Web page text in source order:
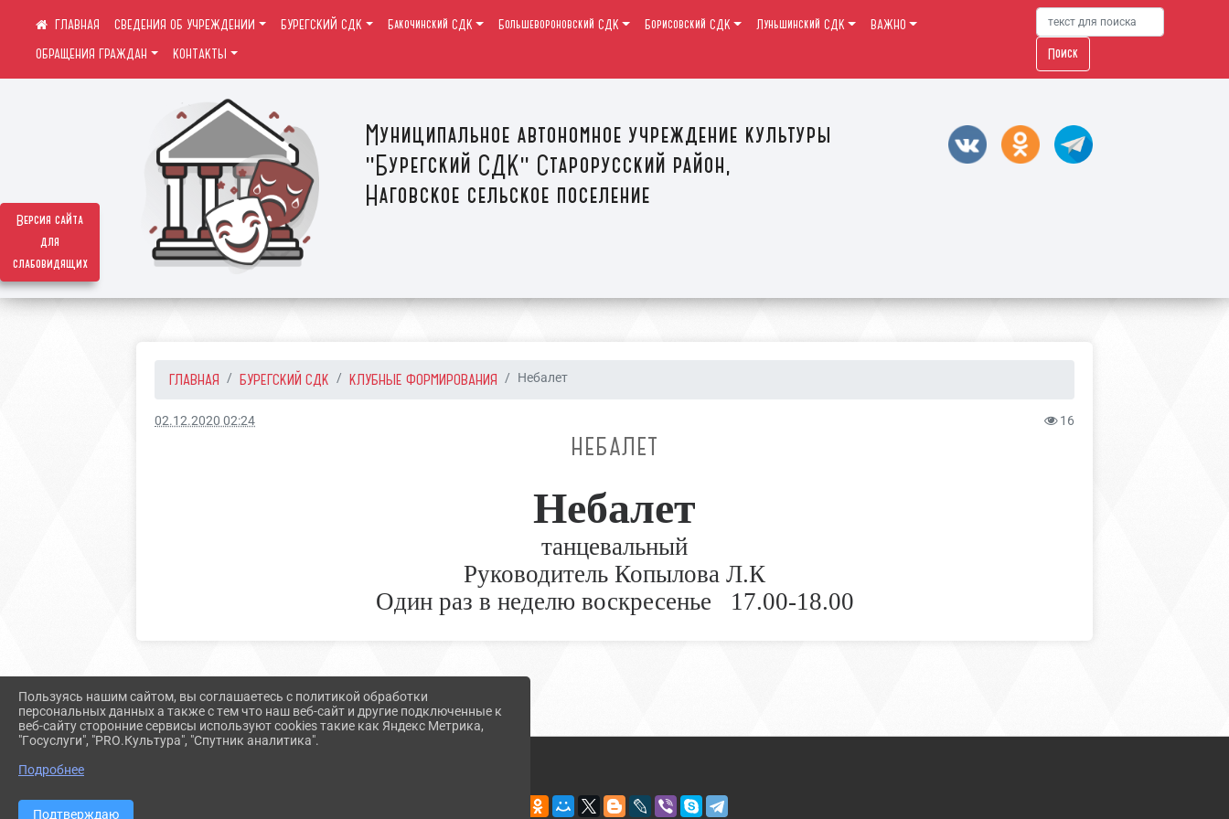
Версия сайта
для
слабовидящих
Муниципальное автономное учреждение культуры
"Бурегский СДК" Старорусский район,
Наговское сельское поселение
СВЕДЕНИЯ ОБ УЧРЕЖДЕНИИ БУРЕГСКИЙ СДК Бакочинский СДК Большевороновский СДК Борисовский СДК Луньшинский СДК
ВАЖНО
ОБРАЩЕНИЯ ГРАЖДАН
КОНТАКТЫ Поиск
ГЛАВНАЯ БУРЕГСКИЙ СДК КЛУБНЫЕ ФОРМИРОВАНИЯ Небалет
02.12.2020 02:24 16
НЕБАЛЕТ
Небалет
танцевальный
Руководитель Копылова Л.К
Один раз в неделю воскресенье 17.00-18.00
Пользуясь нашим сайтом, вы соглашаетесь с политикой обработки
персональных данных а также с тем что наш веб-сайт и другие подключенные к
веб-сайту сторонние сервисы используют cookies такие как Яндекс Метрика,
"Госуслуги", "PRO.Культура", "Спутник аналитика".
Подробнее
Подтверждаю